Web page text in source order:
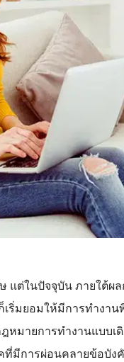
ต่ในปัจจุบัน ภายใต้ผ
มยอมให้มีการทำงาน
หมายการทำงานแบบ
มีการผ่อนคลายข้อบังคั